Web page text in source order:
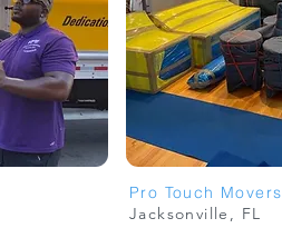
Pro Touch Movers
Jacksonville, FL